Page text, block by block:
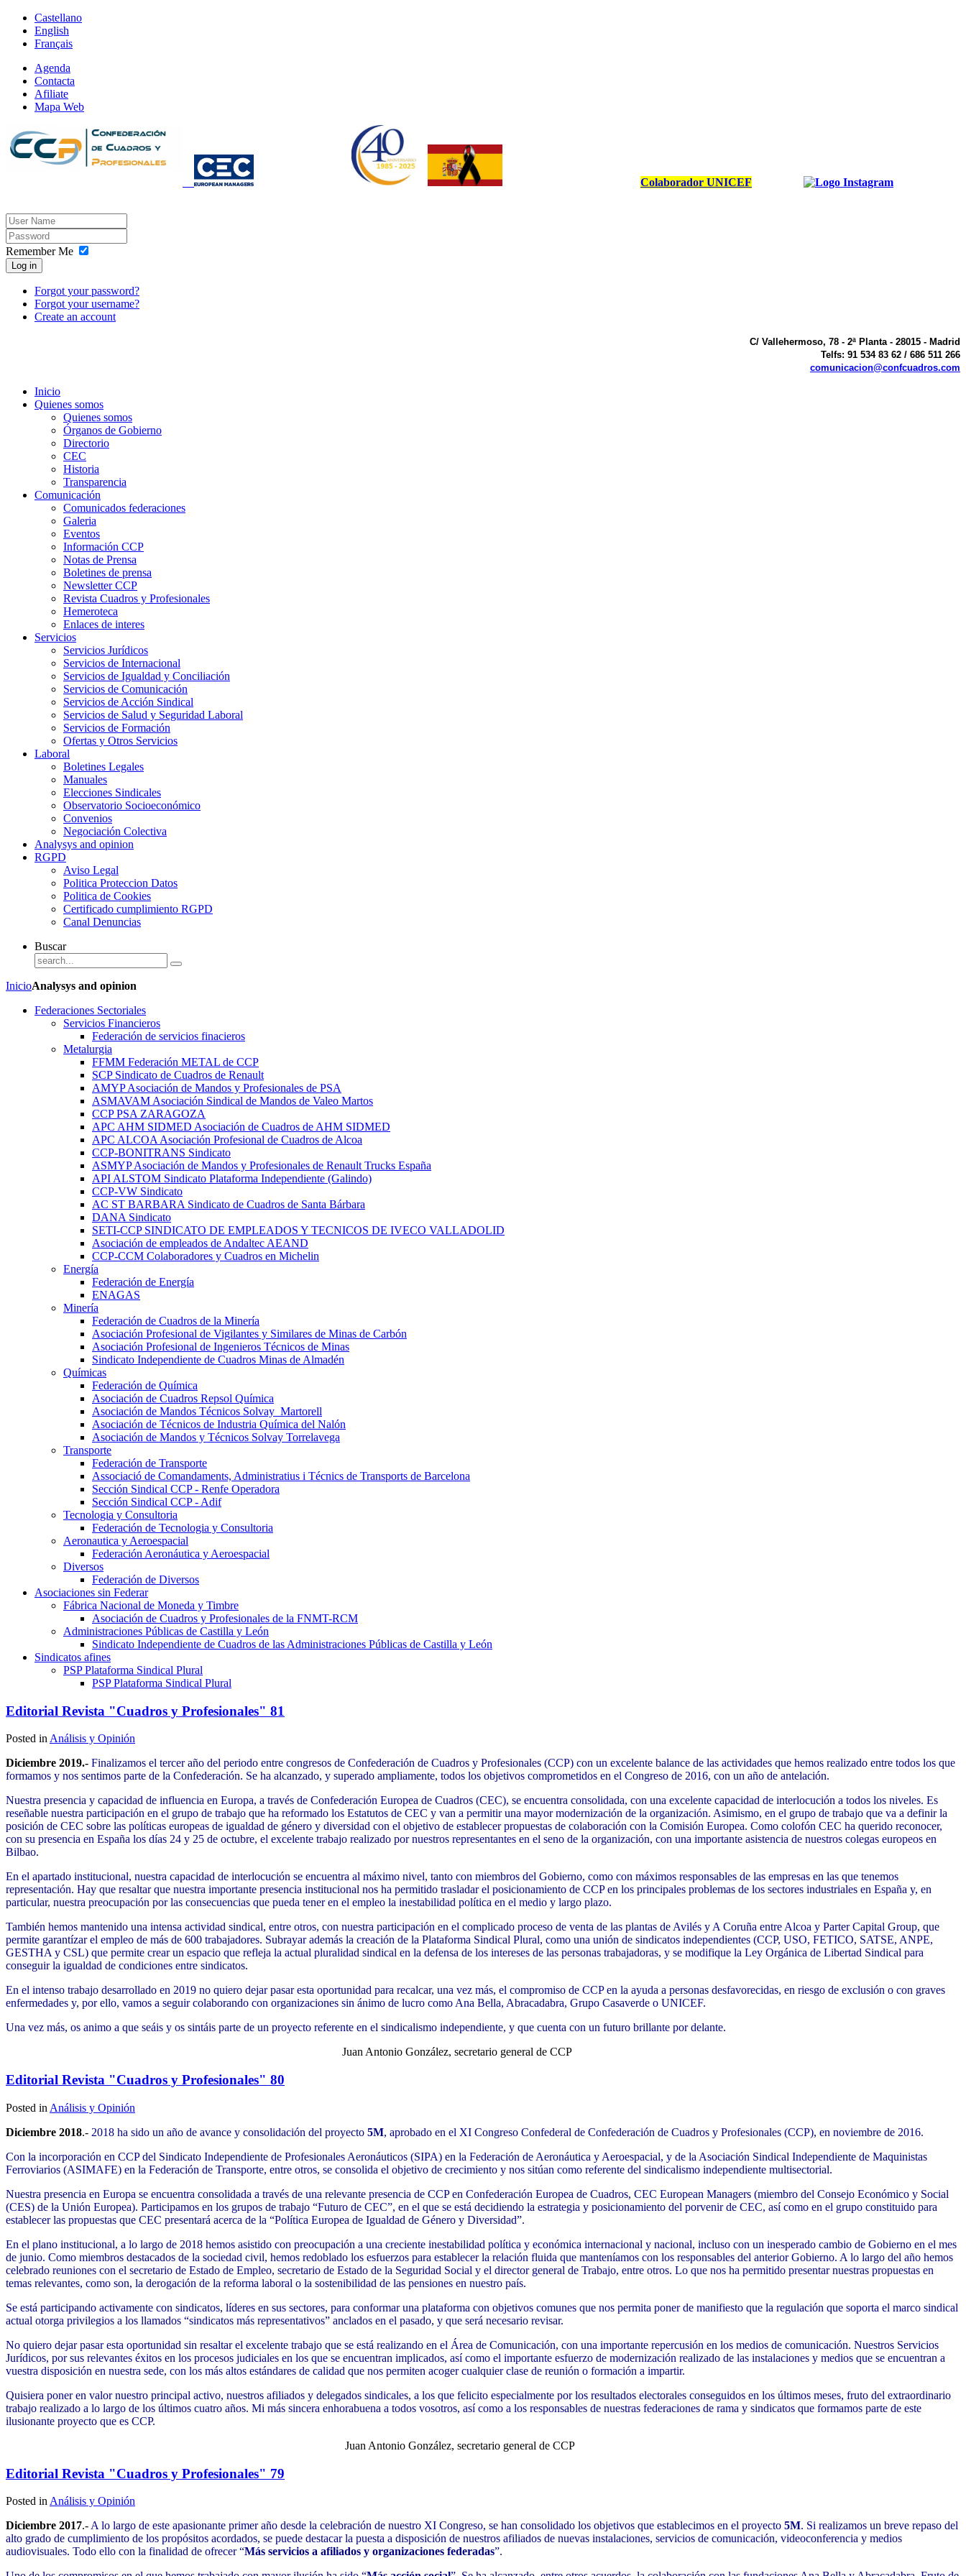
Castellano
English
Français
Agenda
Contacta
Afiliate
Mapa Web
Colaborador UNICEF
Remember Me
Log in
Forgot your password?
Forgot your username?
Create an account
C/ Vallehermoso, 78 - 2ª Planta - 28015 - Madrid
Telfs: 91 534 83 62 / 686 511 266
comunicacion@confcuadros.com
Inicio
Quienes somos
Quienes somos
Órganos de Gobierno
Directorio
CEC
Historia
Transparencia
Comunicación
Comunicados federaciones
Galeria
Eventos
Información CCP
Notas de Prensa
Boletines de prensa
Newsletter CCP
Revista Cuadros y Profesionales
Hemeroteca
Enlaces de interes
Servicios
Servicios Jurídicos
Servicios de Internacional
Servicios de Igualdad y Conciliación
Servicios de Comunicación
Servicios de Acción Sindical
Servicios de Salud y Seguridad Laboral
Servicios de Formación
Ofertas y Otros Servicios
Laboral
Boletines Legales
Manuales
Elecciones Sindicales
Observatorio Socioeconómico
Convenios
Negociación Colectiva
Analysys and opinion
RGPD
Aviso Legal
Politica Proteccion Datos
Politica de Cookies
Certificado cumplimiento RGPD
Canal Denuncias
Buscar
InicioAnalysys and opinion
Federaciones Sectoriales
Servicios Financieros
Federación de servicios finacieros
Metalurgia
FFMM Federación METAL de CCP
SCP Sindicato de Cuadros de Renault
AMYP Asociación de Mandos y Profesionales de PSA
ASMAVAM Asociación Sindical de Mandos de Valeo Martos
CCP PSA ZARAGOZA
APC AHM SIDMED Asociación de Cuadros de AHM SIDMED
APC ALCOA Asociación Profesional de Cuadros de Alcoa
CCP-BONITRANS Sindicato
ASMYP Asociación de Mandos y Profesionales de Renault Trucks España
API ALSTOM Sindicato Plataforma Independiente (Galindo)
CCP-VW Sindicato
AC ST BARBARA Sindicato de Cuadros de Santa Bárbara
DANA Sindicato
SETI-CCP SINDICATO DE EMPLEADOS Y TECNICOS DE IVECO VALLADOLID
Asociación de empleados de Andaltec AEAND
CCP-CCM Colaboradores y Cuadros en Michelin
Energía
Federación de Energía
ENAGAS
Minería
Federación de Cuadros de la Minería
Asociación Profesional de Vigilantes y Similares de Minas de Carbón
Asociación Profesional de Ingenieros Técnicos de Minas
Sindicato Independiente de Cuadros Minas de Almadén
Químicas
Federación de Química
Asociación de Cuadros Repsol Química
Asociación de Mandos Técnicos Solvay_Martorell
Asociación de Técnicos de Industria Química del Nalón
Asociación de Mandos y Técnicos Solvay Torrelavega
Transporte
Federación de Transporte
Associació de Comandaments, Administratius i Técnics de Transports de Barcelona
Sección Sindical CCP - Renfe Operadora
Sección Sindical CCP - Adif
Tecnologia y Consultoria
Federación de Tecnologia y Consultoria
Aeronautica y Aeroespacial
Federación Aeronáutica y Aeroespacial
Diversos
Federación de Diversos
Asociaciones sin Federar
Fábrica Nacional de Moneda y Timbre
Asociación de Cuadros y Profesionales de la FNMT-RCM
Administraciones Públicas de Castilla y León
Sindicato Independiente de Cuadros de las Administraciones Públicas de Castilla y León
Sindicatos afines
PSP Plataforma Sindical Plural
PSP Plataforma Sindical Plural
Editorial Revista "Cuadros y Profesionales" 81
Posted inAnálisis y Opinión
Diciembre 2019.- Finalizamos el tercer año del periodo entre congresos de Confederación de Cuadros y Profesionales (CCP) con un excelente balance de las actividades que hemos realizado entre todos los que
formamos y nos sentimos parte de la Confederación. Se ha alcanzado, y superado ampliamente, todos los objetivos comprometidos en el Congreso de 2016, con un año de antelación.
Nuestra presencia y capacidad de influencia en Europa, a través de Confederación Europea de Cuadros (CEC), se encuentra consolidada, con una excelente capacidad de interlocución a todos los niveles. Es
reseñable nuestra participación en el grupo de trabajo que ha reformado los Estatutos de CEC y van a permitir una mayor modernización de la organización. Asimismo, en el grupo de trabajo que va a definir la
posición de CEC sobre las políticas europeas de igualdad de género y diversidad con el objetivo de establecer propuestas de colaboración con la Comisión Europea. Como colofón CEC ha querido reconocer,
con su presencia en España los días 24 y 25 de octubre, el excelente trabajo realizado por nuestros representantes en el seno de la organización, con una importante asistencia de nuestros colegas europeos en
Bilbao.
En el apartado institucional, nuestra capacidad de interlocución se encuentra al máximo nivel, tanto con miembros del Gobierno, como con máximos responsables de las empresas en las que tenemos
representación. Hay que resaltar que nuestra importante presencia institucional nos ha permitido trasladar el posicionamiento de CCP en los principales problemas de los sectores industriales en España y, en
particular, nuestra preocupación por las consecuencias que pueda tener en el empleo la inestabilidad política en el medio y largo plazo.
También hemos mantenido una intensa actividad sindical, entre otros, con nuestra participación en el complicado proceso de venta de las plantas de Avilés y A Coruña entre Alcoa y Parter Capital Group, que
permite garantízar el empleo de más de 600 trabajadores. Subrayar además la creación de la Plataforma Sindical Plural, como una unión de sindicatos independientes (CCP, USO, FETICO, SATSE, ANPE,
GESTHA y CSL) que permite crear un espacio que refleja la actual pluralidad sindical en la defensa de los intereses de las personas trabajadoras, y se modifique la Ley Orgánica de Libertad Sindical para
conseguir la igualdad de condiciones entre sindicatos.
En el intenso trabajo desarrollado en 2019 no quiero dejar pasar esta oportunidad para recalcar, una vez más, el compromiso de CCP en la ayuda a personas desfavorecidas, en riesgo de exclusión o con graves
enfermedades y, por ello, vamos a seguir colaborando con organizaciones sin ánimo de lucro como Ana Bella, Abracadabra, Grupo Casaverde o UNICEF.
Una vez más, os animo a que seáis y os sintáis parte de un proyecto referente en el sindicalismo independiente, y que cuenta con un futuro brillante por delante.
Juan Antonio González, secretario general de CCP
Editorial Revista "Cuadros y Profesionales" 80
Posted in Análisis y Opinión
Diciembre 2018.- 2018 ha sido un año de avance y consolidación del proyecto 5M, aprobado en el XI Congreso Confederal de Confederación de Cuadros y Profesionales (CCP), en noviembre de 2016.
Con la incorporación en CCP del Sindicato Independiente de Profesionales Aeronáuticos (SIPA) en la Federación de Aeronáutica y Aeroespacial, y de la Asociación Sindical Independiente de Maquinistas
Ferroviarios (ASIMAFE) en la Federación de Transporte, entre otros, se consolida el objetivo de crecimiento y nos sitúan como referente del sindicalismo independiente multisectorial.
Nuestra presencia en Europa se encuentra consolidada a través de una relevante presencia de CCP en Confederación Europea de Cuadros, CEC European Managers (miembro del Consejo Económico y Social
(CES) de la Unión Europea). Participamos en los grupos de trabajo “Futuro de CEC”, en el que se está decidiendo la estrategia y posicionamiento del porvenir de CEC, así como en el grupo constituido para
establecer las propuestas que CEC presentará acerca de la “Política Europea de Igualdad de Género y Diversidad”.
En el plano institucional, a lo largo de 2018 hemos asistido con preocupación a una creciente inestabilidad política y económica internacional y nacional, incluso con un inesperado cambio de Gobierno en el mes
de junio. Como miembros destacados de la sociedad civil, hemos redoblado los esfuerzos para establecer la relación fluida que manteníamos con los responsables del anterior Gobierno. A lo largo del año hemos
celebrado reuniones con el secretario de Estado de Empleo, secretario de Estado de la Seguridad Social y el director general de Trabajo, entre otros. Lo que nos ha permitido presentar nuestras propuestas en
temas relevantes, como son, la derogación de la reforma laboral o la sostenibilidad de las pensiones en nuestro país.
Se está participando activamente con sindicatos, líderes en sus sectores, para conformar una plataforma con objetivos comunes que nos permita poner de manifiesto que la regulación que soporta el marco sindical
actual otorga privilegios a los llamados “sindicatos más representativos” anclados en el pasado, y que será necesario revisar.
No quiero dejar pasar esta oportunidad sin resaltar el excelente trabajo que se está realizando en el Área de Comunicación, con una importante repercusión en los medios de comunicación. Nuestros Servicios
Jurídicos, por sus relevantes éxitos en los procesos judiciales en los que se encuentran implicados, así como el importante esfuerzo de modernización realizado de las instalaciones y medios que se encuentran a
vuestra disposición en nuestra sede, con los más altos estándares de calidad que nos permiten acoger cualquier clase de reunión o formación a impartir.
Quisiera poner en valor nuestro principal activo, nuestros afiliados y delegados sindicales, a los que felicito especialmente por los resultados electorales conseguidos en los últimos meses, fruto del extraordinario
trabajo realizado a lo largo de los últimos cuatro años. Mi más sincera enhorabuena a todos vosotros, así como a los responsables de nuestras federaciones de rama y sindicatos que formamos parte de este
ilusionante proyecto que es CCP.
Juan Antonio González, secretario general de CCP
Editorial Revista "Cuadros y Profesionales" 79
Posted in Análisis y Opinión
Diciembre 2017.- A lo largo de este apasionante primer año desde la celebración de nuestro XI Congreso, se han consolidado los objetivos que establecimos en el proyecto 5M. Si realizamos un breve repaso del
alto grado de cumplimiento de los propósitos acordados, se puede destacar la puesta a disposición de nuestros afiliados de nuevas instalaciones, servicios de comunicación, videoconferencia y medios
audiovisuales. Todo ello con la finalidad de ofrecer “Más servicios a afiliados y organizaciones federadas”.